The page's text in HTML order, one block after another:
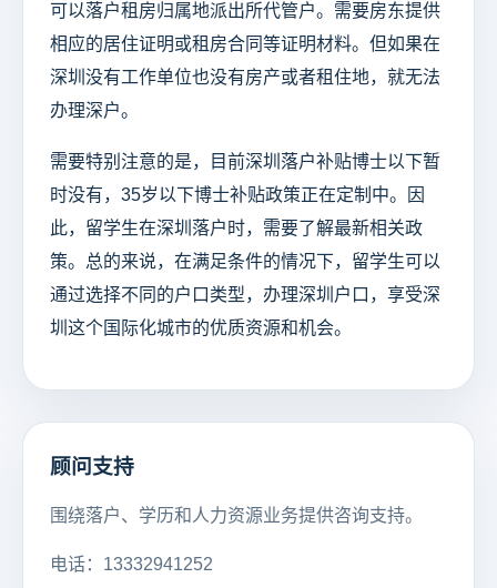
可以落户租房归属地派出所代管户。需要房东提供
相应的居住证明或租房合同等证明材料。但如果在
深圳没有工作单位也没有房产或者租住地，就无法
办理深户。
需要特别注意的是，目前深圳落户补贴博士以下暂
时没有，35岁以下博士补贴政策正在定制中。因
此，留学生在深圳落户时，需要了解最新相关政
策。总的来说，在满足条件的情况下，留学生可以
通过选择不同的户口类型，办理深圳户口，享受深
圳这个国际化城市的优质资源和机会。
顾问支持
围绕落户、学历和人力资源业务提供咨询支持。
电话：13332941252